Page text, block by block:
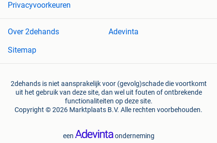
Privacyvoorkeuren
Over 2dehands
Adevinta
Sitemap
2dehands is niet aansprakelijk voor (gevolg)schade die voortkomt
uit het gebruik van deze site, dan wel uit fouten of ontbrekende
functionaliteiten op deze site.
Copyright © 2026 Marktplaats B.V. Alle rechten voorbehouden.
een onderneming